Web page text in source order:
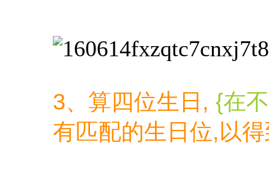
3、算四位生日, {在
有匹配的生日位,以